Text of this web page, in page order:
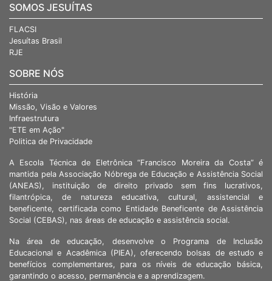
SOMOS JESUÍTAS
FLACSI
Jesuítas Brasil
RJE
SOBRE NÓS
História
Missão, Visão e Valores
Infraestrutura
"ETE em Ação"
Politica de Privacidade
A Escola Técnica de Eletrônica “Francisco Moreira da Costa” é
mantida pela Associação Nóbrega de Educação e Assistência Social
(ANEAS), instituição de direito privado sem fins lucrativos,
filantrópica, de natureza educativa, cultural, assistencial e
beneficente, certificada como Entidade Beneficente de Assistência
Social (CEBAS), nas áreas de educação e assistência social.
Na área de educação, desenvolve o Programa de Inclusão
Educacional e Acadêmica (PIEA), oferecendo bolsas de estudo e
benefícios complementares, para os níveis de educação básica,
garantindo o acesso, permanência e a aprendizagem.